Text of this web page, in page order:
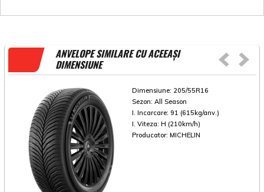
ANVELOPE SIMILARE CU ACEEAȘI
DIMENSIUNE
Dimensiune: 205/55R16
Sezon: All Season
I. Incarcare: 91 (615kg/anv.)
I. Viteza: H (210km/h)
Producator: MICHELIN